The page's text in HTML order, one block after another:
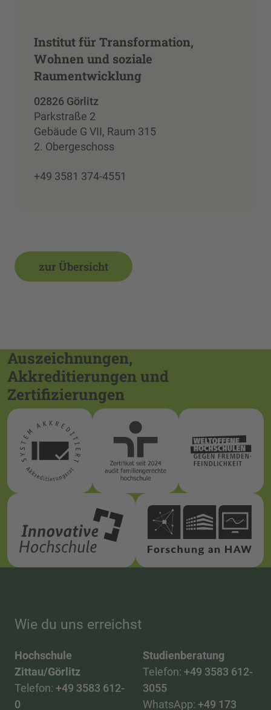
Institut für Transformation,
Wohnen und soziale
Raumentwicklung
02826 Görlitz
Parkstraße 2
Gebäude G VII, Raum 315
2. Obergeschoss
+49 3581 374-4551
zur Übersicht
Auszeichnungen,
Akkreditierungen und
Zertifizierungen
Wie du uns erreichst
Hochschule
Zittau/Görlitz
Telefon: +49 3583 612-
0
Studienberatung
Telefon: +49 3583 612-
3055
WhatsApp: +49 173